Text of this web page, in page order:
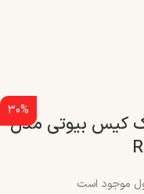
30%
کیس بیوتی مدل
موجود است